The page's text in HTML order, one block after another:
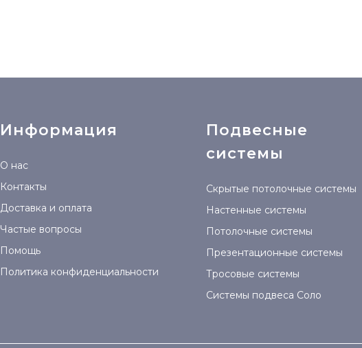
Информация
О нас
Контакты
Доставка и оплата
Частые вопросы
Помощь
Политика конфиденциальности
Подвесные
системы
Скрытые потолочные системы
Настенные системы
Потолочные системы
Презентационные системы
Тросовые системы
Системы подвеса Соло